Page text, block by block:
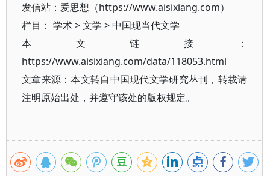
发信站：爱思想（https://www.aisixiang.com）
栏目： 学术>文学 >中国现当代文学
本文链接：
https://www.aisixiang.com/data/118053.html
文章来源：本文转自中国现代文学研究丛刊，转载请
注明原始出处，并遵守该处的版权规定。